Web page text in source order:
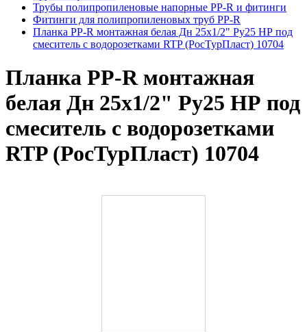
Трубы полипропиленовые напорные PP-R и фитинги
Фитинги для полипропиленовых труб PP-R
Планка PP-R монтажная белая Дн 25х1/2" Ру25 НР под
смеситель с водорозетками RTP (РосТурПласт) 10704
Планка PP-R монтажная
белая Дн 25х1/2" Ру25 НР под
смеситель с водорозетками
RTP (РосТурПласт) 10704